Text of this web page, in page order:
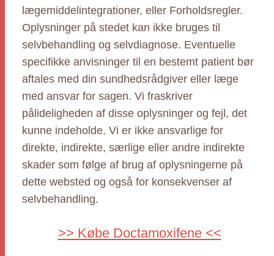
lægemiddelintegrationer, eller Forholdsregler.
Oplysninger på stedet kan ikke bruges til
selvbehandling og selvdiagnose. Eventuelle
specifikke anvisninger til en bestemt patient bør
aftales med din sundhedsrådgiver eller læge
med ansvar for sagen. Vi fraskriver
pålideligheden af disse oplysninger og fejl, det
kunne indeholde. Vi er ikke ansvarlige for
direkte, indirekte, særlige eller andre indirekte
skader som følge af brug af oplysningerne på
dette websted og også for konsekvenser af
selvbehandling.
>> Købe Doctamoxifene <<